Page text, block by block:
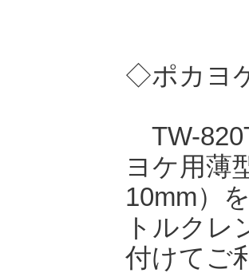
◇ポカヨ
TW-
ヨケ用薄
10mm）
トルクレ
付けてご